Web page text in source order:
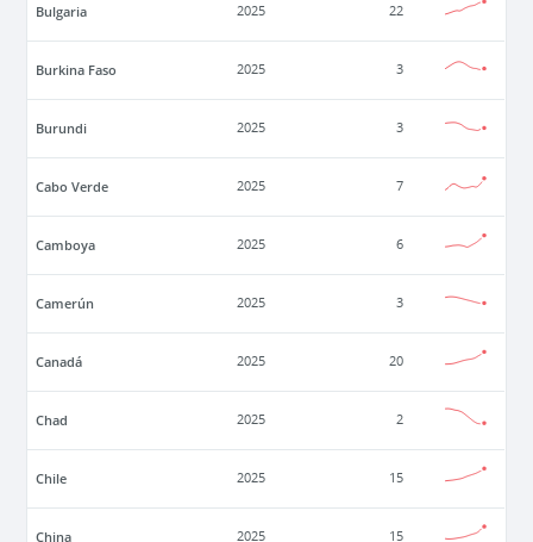
Bulgaria 2025 22
Burkina Faso 2025 3
Burundi 2025 3
Cabo Verde 2025 7
Camboya 2025 6
Camerún 2025 3
Canadá 2025 20
Chad 2025 2
Chile 2025 15
China 2025 15